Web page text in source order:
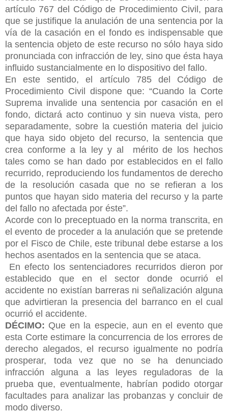
artículo 767 del Código de Procedimiento Civil, para
que se justifique la anulación de una sentencia por la
vía de la casación en el fondo es indispensable que
la sentencia objeto de este recurso no sólo haya sido
pronunciada con infracción de ley, sino que ésta haya
influido sustancialmente en lo dispositivo del fallo.
En este sentido, el artículo 785 del Código de
Procedimiento Civil dispone que: “Cuando la Corte
Suprema invalide una sentencia por casación en el
fondo, dictará acto continuo y sin nueva vista, pero
separadamente, sobre la cuestión materia del juicio
que haya sido objeto del recurso, la sentencia que
crea conforme a la ley y al mérito de los hechos
tales como se han dado por establecidos en el fallo
recurrido, reproduciendo los fundamentos de derecho
de la resolución casada que no se refieran a los
puntos que hayan sido materia del recurso y la parte
del fallo no afectada por éste”.
Acorde con lo preceptuado en la norma transcrita, en
el evento de proceder a la anulación que se pretende
por el Fisco de Chile, este tribunal debe estarse a los
hechos asentados en la sentencia que se ataca.
En efecto los sentenciadores recurridos dieron por
establecido que en el sector donde ocurrió el
accidente no existían barreras ni señalización alguna
que advirtieran la presencia del barranco en el cual
ocurrió el accidente.
DÉCIMO: Que en la especie, aun en el evento que
esta Corte estimare la concurrencia de los errores de
derecho alegados, el recurso igualmente no podría
prosperar, toda vez que no se ha denunciado
infracción alguna a las leyes reguladoras de la
prueba que, eventualmente, habrían podido otorgar
facultades para analizar las probanzas y concluir de
modo diverso.